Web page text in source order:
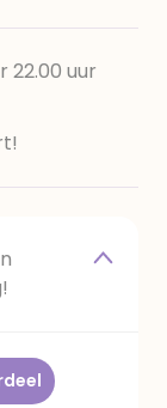
22.00 uur